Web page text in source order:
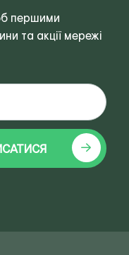
першими
та акції мережі